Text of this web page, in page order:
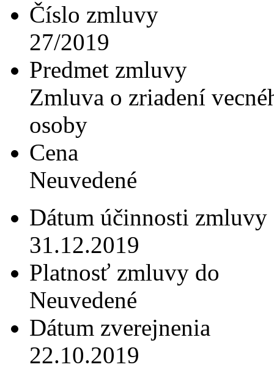
Číslo zmluvy
27/2019
Predmet zmluvy
Zmluva o zriadení
osoby
Cena
Neuvedené
Dátum účinnosti zmluvy
31.12.2019
Platnosť zmluvy do
Neuvedené
Dátum zverejnenia
22.10.2019